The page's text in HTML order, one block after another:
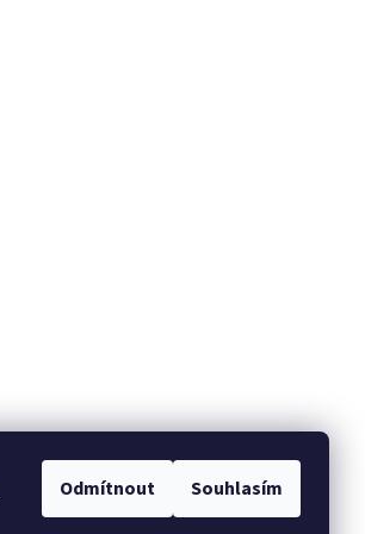
Odmítnout Souhlasím